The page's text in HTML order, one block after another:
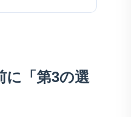
に「第3の選